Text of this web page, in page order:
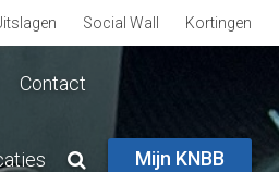
Social Wall Kortingen
Contact
Mijn KNBB